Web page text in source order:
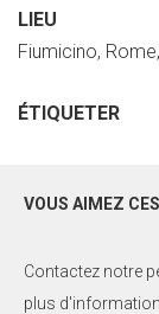
LIEU
Fiumicino,
ÉTIQUETER
VOUS AIMEZ
Contactez notre
plus